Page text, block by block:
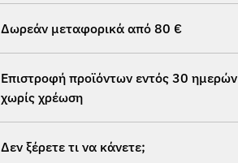
Δωρεάν μεταφορικά από 80 €
Επιστροφή προϊόντων εντός 30 ημερών
χωρίς χρέωση
Δεν ξέρετε τι να κάνετε;